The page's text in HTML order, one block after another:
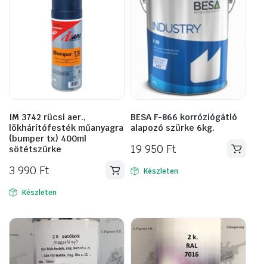
IM 3742 rücsi aer.,
lökhárítófesték műanyagra
(bumper tx) 400ml
sötétszürke
3 990 Ft
Készleten
BESA F-866 korróziógátló
alapozó szürke 6kg.
19 950 Ft
Készleten